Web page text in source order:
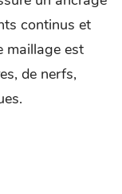
continus et
maillage est
de nerfs,